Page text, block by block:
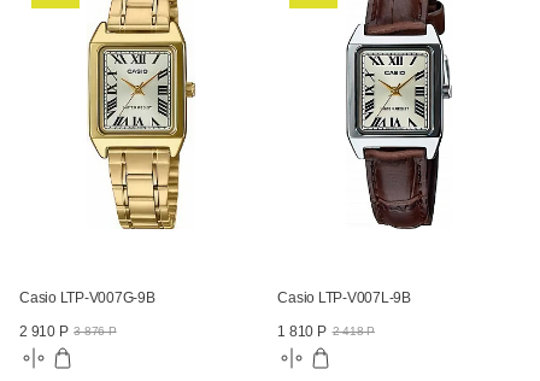
Casio LTP-V007G-9B
2 910 Р 3 876 Р
Casio LTP-V007L-9B
1 810 Р 2 418 Р